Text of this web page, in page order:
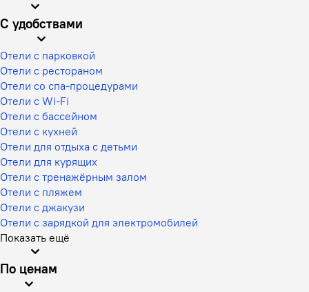
С удобствами
Отели с парковкой
Отели с рестораном
Отели со спа-процедурами
Отели с Wi-Fi
Отели с бассейном
Отели с кухней
Отели для отдыха с детьми
Отели для курящих
Отели с тренажёрным залом
Отели с пляжем
Отели с джакузи
Отели с зарядкой для электромобилей
Показать ещё
По ценам